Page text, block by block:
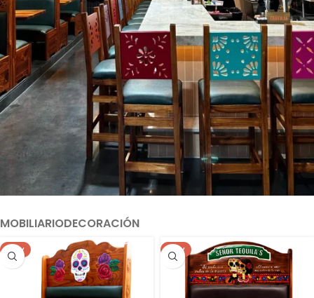
MOBILIARIODECORACIÓN
NEW NEW